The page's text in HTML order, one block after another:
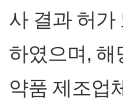
사 결과 허가
하였으며, 해
약품 제조업